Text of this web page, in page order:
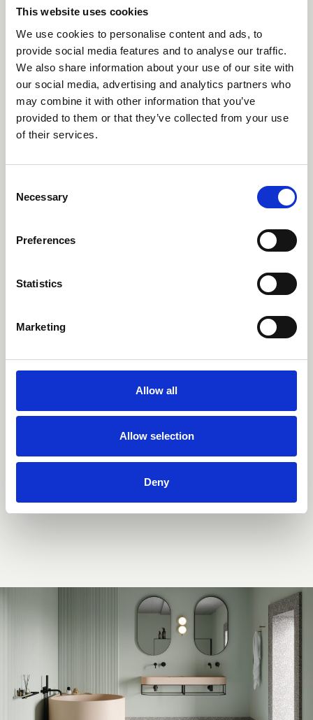
This website uses cookies
We use cookies to personalise content and ads, to
provide social media features and to analyse our traffic.
We also share information about your use of our site with
our social media, advertising and analytics partners who
may combine it with other information that you’ve
provided to them or that they’ve collected from your use
of their services.
Selection
Necessary
Preferences
Statistics
Marketing
Allow all
Allow selection
Deny